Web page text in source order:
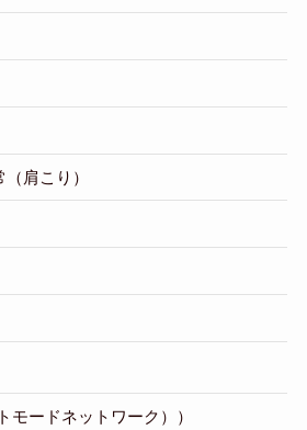
肩こり）
モードネットワーク））